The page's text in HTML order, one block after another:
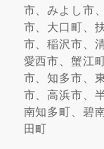
市、みよし市
市、大口町、
市、稲沢市、
愛西市、蟹江
市、知多市、
市、高浜市、
南知多町、碧
田町